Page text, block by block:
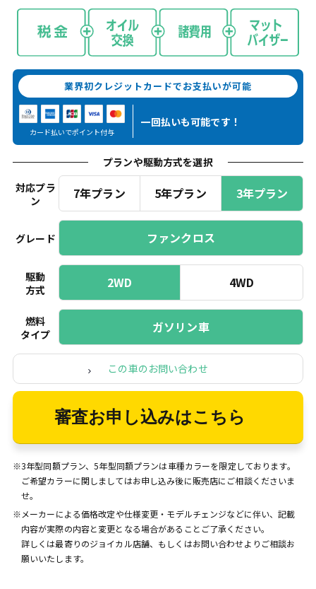
業界初クレジットカードでお支払いが可能
カード払いでポイント付与
一回払いも可能です！
プランや駆動方式を選択
対応プラ
ン
7年プラン 5年プラン 3年プラン
グレード ファンクロス
駆動
方式
2WD 4WD
燃料
タイプ
ガソリン車
この車のお問い合わせ
審査お申し込みはこちら
※3年型同額プラン、5年型同額プランは車種カラーを限定しております。
ご希望カラーに関しましてはお申し込み後に販売店にご相談くださいま
せ。
※メーカーによる価格改定や仕様変更・モデルチェンジなどに伴い、記載
内容が実際の内容と変更となる場合があることご了承ください。
詳しくは最寄りのジョイカル店舗、もしくはお問い合わせよりご相談お
願いいたします。